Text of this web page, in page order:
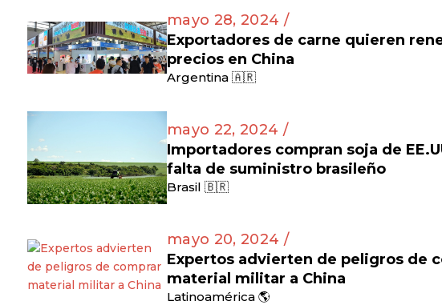
mayo 28, 2024 /
Exportadores de carne quieren
precios en China
Argentina 🇦🇷
mayo 22, 2024 /
Importadores compran soja de
falta de suministro brasileño
Brasil 🇧🇷
mayo 20, 2024 /
Expertos advierten de peligros de
material militar a China
Latinoamérica 🌎